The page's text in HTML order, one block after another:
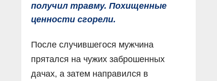
получил травму. Похищенные
ценности сгорели.
После случившегося мужчина
прятался на чужих заброшенных
дачах, а затем направился в